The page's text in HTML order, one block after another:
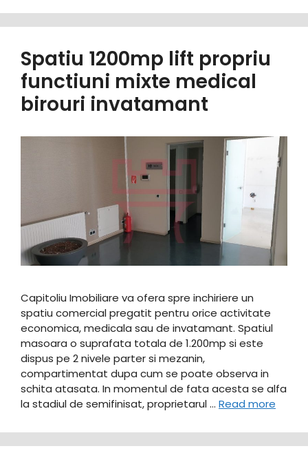
Spatiu 1200mp lift propriu
functiuni mixte medical
birouri invatamant
Capitoliu Imobiliare va ofera spre inchiriere un
spatiu comercial pregatit pentru orice activitate
economica, medicala sau de invatamant. Spatiul
masoara o suprafata totala de 1.200mp si este
dispus pe 2 nivele parter si mezanin,
compartimentat dupa cum se poate observa in
schita atasata. In momentul de fata acesta se alfa
la stadiul de semifinisat, proprietarul … Read more